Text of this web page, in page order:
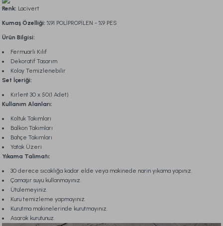
Renk: Lacivert
Kumaş Özelliği: %91 POLİPROPİLEN - %9 PES
Ürün Bilgisi:
Fermuarlı Kılıf
Dekoratif Tasarım
Kolay Temizlenebilir
Set İçeriği:
Kırlent 30 x 50(1 Adet)
Kullanım Alanları:
Koltuk Takımları
Balkon Takımları
Bahçe Takımları
Yatak Üzeri
Yıkama Talimatı:
30 derece sıcaklığa kadar elde veya makinede narin yıkama yapınız.
Çamaşır suyu kullanmayınız.
Ütülemeyiniz.
Kuru temizleme yapmayınız.
Kurutma makinelerinde kurutmayınız.
Asarak kurutunuz.